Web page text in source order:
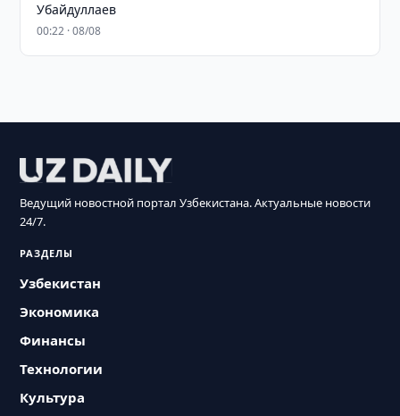
Убайдуллаев
00:22 · 08/08
Ведущий новостной портал Узбекистана. Актуальные новости
24/7.
РАЗДЕЛЫ
Узбекистан
Экономика
Финансы
Технологии
Культура